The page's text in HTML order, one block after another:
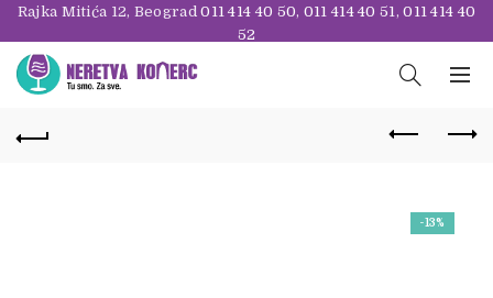
Rajka Mitića 12, Beograd011 414 40 50, 011 414 40 51,011 414 40
52
-13%